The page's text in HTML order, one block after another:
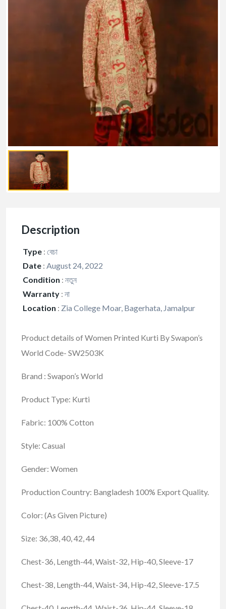
Description
Type : বেচা
Date : August 24, 2022
Condition : নতুন
Warranty : না
Location : Zia College Moar, Bagerhata, Jamalpur
Product details of Women Printed Kurti By Swapon’s
World Code- SW2503K
Brand : Swapon’s World
Product Type: Kurti
Fabric: 100% Cotton
Style: Casual
Gender: Women
Production Country: Bangladesh 100% Export Quality.
Color: (As Given Picture)
Size: 36,38, 40, 42, 44
Chest-36, Length-44, Waist-32, Hip-40, Sleeve-17
Chest-38, Length-44, Waist-34, Hip-42, Sleeve-17.5